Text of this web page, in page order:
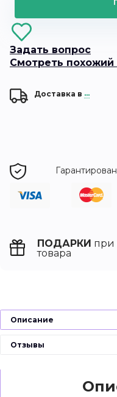
Задать вопрос
Смотреть похожий
Доставка в ...
ПОДАРКИ при
товара
Описание
Отзывы